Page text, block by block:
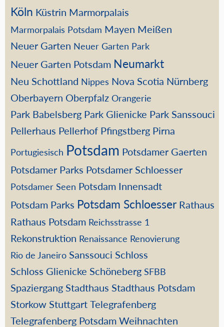
Köln Küstrin Marmorpalais
Marmorpalais Potsdam Mayen Meißen
Neuer Garten Neuer Garten Park
Neuer Garten Potsdam Neumarkt
Neu Schottland Nippes Nova Scotia Nürnberg
Oberbayern Oberpfalz Orangerie
Park Babelsberg Park Glienicke Park Sanssouci
Pellerhaus Pellerhof Pfingstberg Pirna
Portugiesisch Potsdam Potsdamer Gaerten
Potsdamer Parks Potsdamer Schloesser
Potsdamer Seen Potsdam Innensadt
Potsdam Parks Potsdam Schloesser Rathaus
Rathaus Potsdam Reichsstrasse 1
Rekonstruktion Renaissance Renovierung
Rio de Janeiro Sanssouci Schloss
Schloss Glienicke Schöneberg SFBB
Spaziergang Stadthaus Stadthaus Potsdam
Storkow Stuttgart Telegrafenberg
Telegrafenberg Potsdam Weihnachten